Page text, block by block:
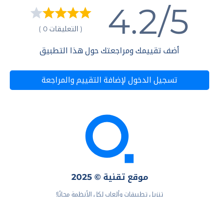
4.2/5 ( التعليقات 0 )
أضف تقييمك ومراجعتك حول هذا التطبيق
تسجيل الدخول لإضافة التقييم والمراجعة
موقع تقنية © 2025
تنزيل تطبيقات وألعاب لكل الأنظمة مجانًا!